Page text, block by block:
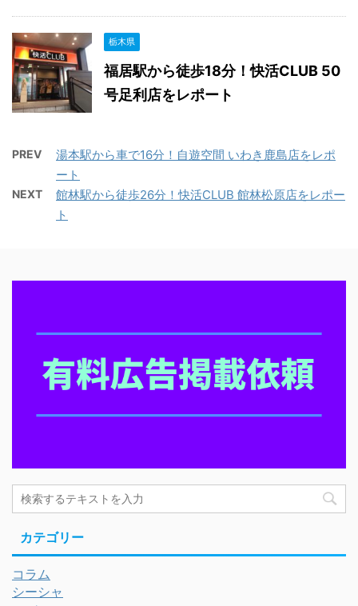
栃木県
福居駅から徒歩18分！快活CLUB 50
号足利店をレポート
PREV
湯本駅から車で16分！自遊空間 いわき鹿島店をレポ
ート
NEXT
館林駅から徒歩26分！快活CLUB 館林松原店をレポー
ト
カテゴリー
コラム
シーシャ